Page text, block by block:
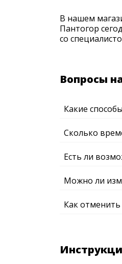
В нашем
Пантогор
со
Вопросы
Какие
Сколько
Есть ли
Можно ли
Как отменить